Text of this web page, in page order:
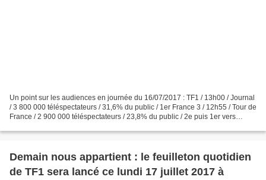
Un point sur les audiences en journée du 16/07/2017 : TF1 / 13h00 / Journal
/ 3 800 000 téléspectateurs / 31,6% du public / 1er France 3 / 12h55 / Tour de
France / 2 900 000 téléspectateurs / 23,8% du public / 2e puis 1er vers
Demain nous appartient : le feuilleton quotidien
de TF1 sera lancé ce lundi 17 juillet 2017 à